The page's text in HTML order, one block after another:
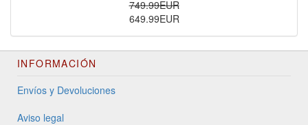
749.99EUR
649.99EUR
INFORMACIÓN
Envíos y Devoluciones
Aviso legal